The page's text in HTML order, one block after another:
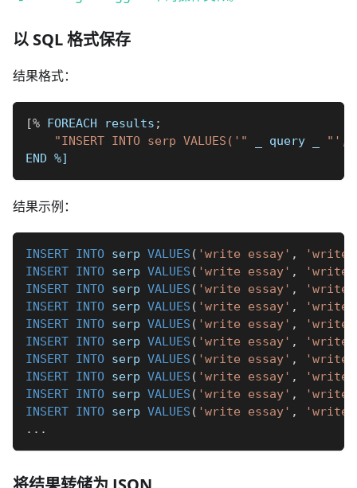
以 SQL 格式保存
结果格式：
[% FOREACH results ;
"INSERT INTO serp VALUES('"
query
"',
END %]
结果示例：
INSERT INTO serp VALUES ( 'write essay' ,
'write
INSERT INTO serp VALUES ( 'write essay' ,
'write
INSERT INTO serp VALUES ( 'write essay' ,
'write
INSERT INTO serp VALUES ( 'write essay' ,
'write
INSERT INTO serp VALUES ( 'write essay' ,
'write
INSERT INTO serp VALUES ( 'write essay' ,
'write
INSERT INTO serp VALUES ( 'write essay' ,
'write
INSERT INTO serp VALUES ( 'write essay' ,
'write
INSERT INTO serp VALUES ( 'write essay' ,
'write
INSERT INTO serp VALUES ( 'write essay' ,
'write
. . .